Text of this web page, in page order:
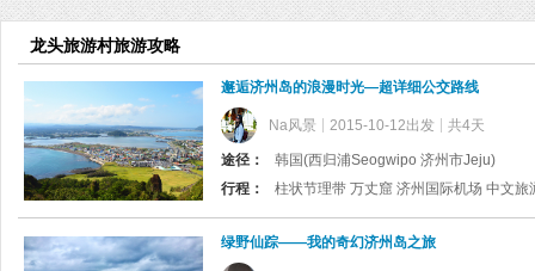
龙头旅游村旅游攻略
邂逅济州岛的浪漫时光—超详细公交路线
Na风景 2015-10-12出发 共4天
途径：
韩国(西归浦Seogwipo 济州市Jeju)
行程：
绿野仙踪——我的奇幻济州岛之旅